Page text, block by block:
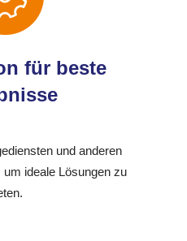
für beste
und anderen
ideale Lösungen zu